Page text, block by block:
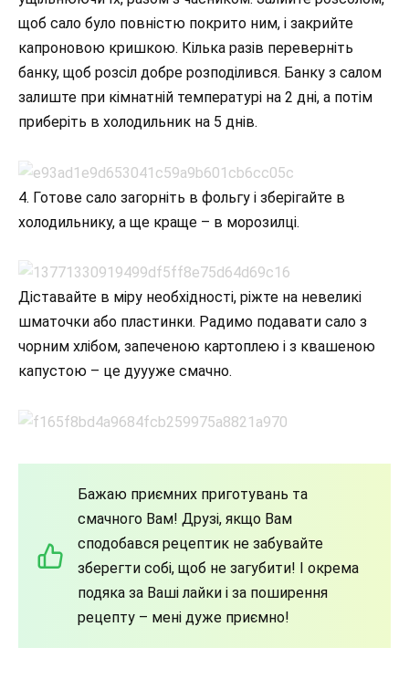
щоб сало було повністю покрито ним, і закрийте
капроновою кришкою. Кілька разів переверніть
банку, щоб розсіл добре розподілився. Банку з салом
залиште при кімнатній температурі на 2 дні, а потім
приберіть в холодильник на 5 днів.
4. Готове сало загорніть в фольгу і зберігайте в
холодильнику, а ще краще – в морозилці.
Діставайте в міру необхідності, ріжте на невеликі
шматочки або пластинки. Радимо подавати сало з
чорним хлібом, запеченою картоплею і з квашеною
капустою – це дуууже смачно.
Бажаю приємних приготувань та
смачного Вам! Друзі, якщо Вам
сподобався рецептик не забувайте
зберегти собі, щоб не загубити! І окрема
подяка за Ваші лайки і за поширення
рецепту – мені дуже приємно!